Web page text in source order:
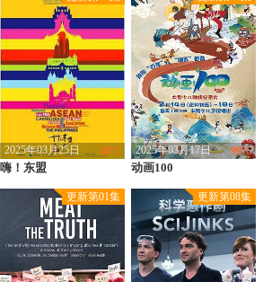
豆瓣优片库，万部综艺在线选
现已收录综艺 9253 部
10°C
嗨！东盟
2025年03月25日
类型：大陆综艺
上映：2018
中国大陆
导演：秦蕾
主演：未知
99°C
动画100
2025年03月17日
类型：大陆综艺
上映：2024
地区：中国大陆
导演：张宾,张蓓,秦爽,张颖璐,黄渝婷,刘佳琪,王佳琦,陈歌
主演： 王刚
更新第01集 更新第08集